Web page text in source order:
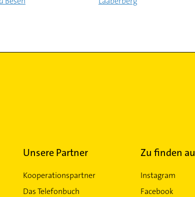
Unsere Partner
Kooperationspartner
Das Telefonbuch
Zu finden
Instagram
Facebook